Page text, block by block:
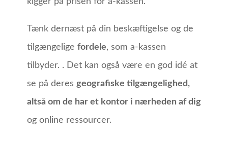
Tænk dernæst på din beskæftigelse og de
tilgængelige fordele, som a-kassen
tilbyder. . Det kan også være en god idé at
se på deres geografiske tilgængelighed,
altså om de har et kontor i nærheden af dig
og online ressourcer.